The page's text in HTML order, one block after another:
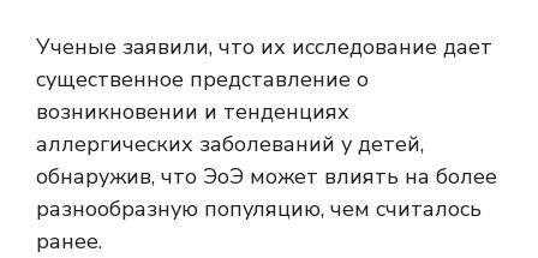
Ученые заявили, что их исследование дает
существенное представление о
возникновении и тенденциях
аллергических заболеваний у детей,
обнаружив, что ЭоЭ может влиять на более
разнообразную популяцию, чем считалось
ранее.